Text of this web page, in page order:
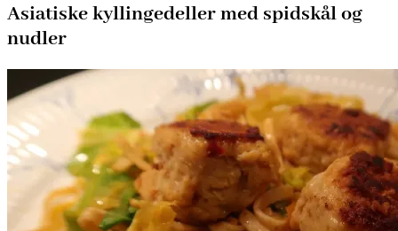
Asiatiske kyllingedeller med spidskål og
nudler